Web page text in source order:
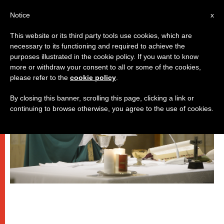
PAPI
x
Notice
This website or its third party tools use cookies, which are
necessary to its functioning and required to achieve the
purposes illustrated in the cookie policy. If you want to know
more or withdraw your consent to all or some of the cookies,
please refer to the cookie policy
By closing this banner, scrolling this page, clicking a link or
continuing to browse otherwise, you agree to the use of cookies.